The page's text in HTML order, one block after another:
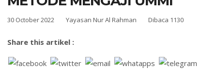
30 October 2022 Yayasan Nur Al Rahman Dibaca 1130
Share this artikel :